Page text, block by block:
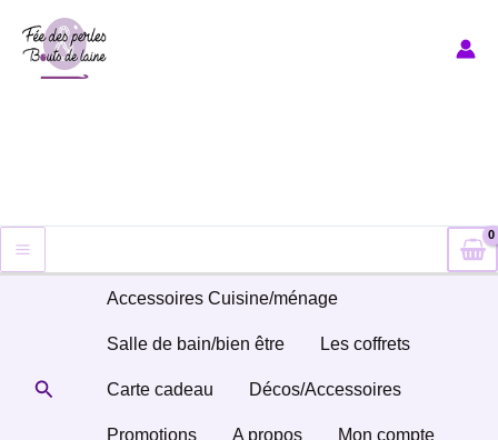
contenu
Rechercher
Accessoires Cuisine/ménage
Salle de bain/bien être Les coffrets
Carte cadeau Décos/Accessoires
Promotions A propos Mon compte